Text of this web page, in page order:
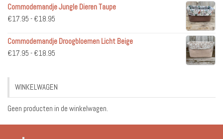
tot
€51.95
Commodemandje Jungle Dieren Taupe
€17.95 - €18.95
tot
Commodemandje Droogbloemen Licht Beige
€17.95 - €18.95
€18.95
WINKELWAGEN
Geen producten in de winkelwagen.